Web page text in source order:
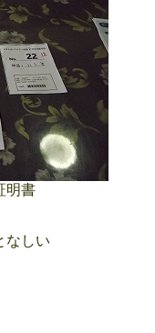
明書
しい